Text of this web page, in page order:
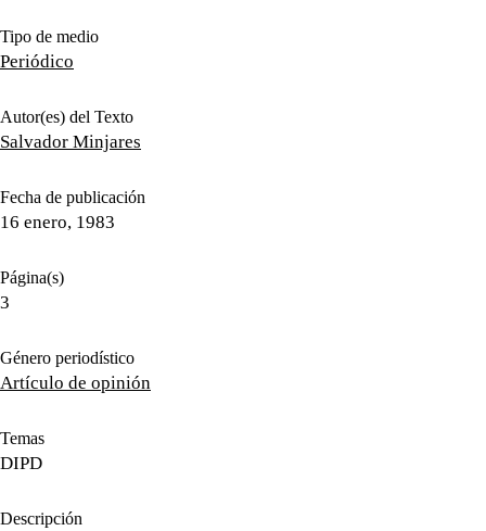
Tipo de medio
Periódico
Autor(es) del Texto
Salvador Minjares
Fecha de publicación
16 enero, 1983
Página(s)
3
Género periodístico
Artículo de opinión
Temas
DIPD
Descripción